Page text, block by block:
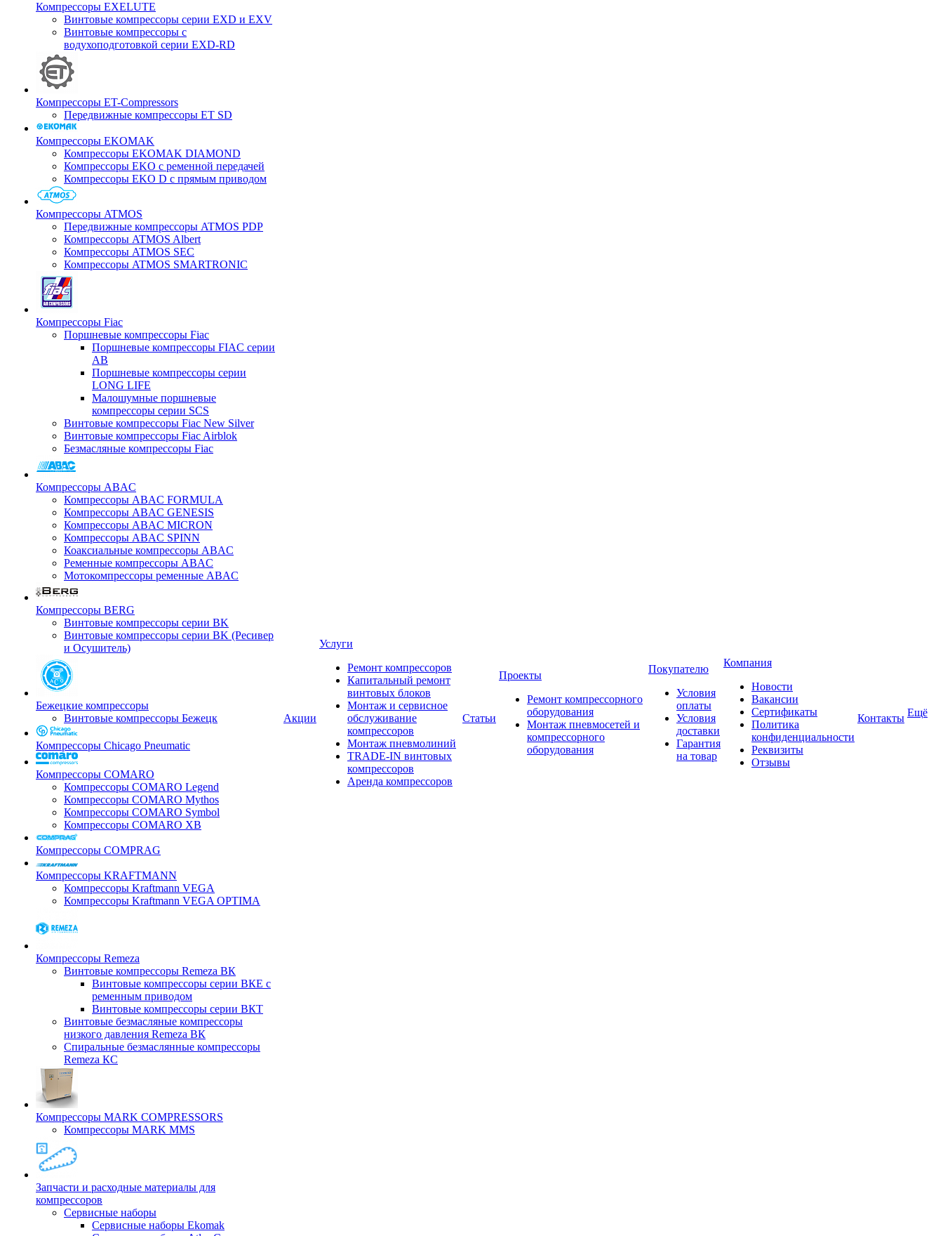
Компрессоры EXELUTE
Винтовые компрессоры серии EXD и EXV
Винтовые компрессоры с
водухоподготовкой серии EXD-RD
Компрессоры ET-Compressors
Передвижные компрессоры ET SD
Компрессоры EKOMAK
Компрессоры EKOMAK DIAMOND
Компрессоры EKO c ременной передачей
Компрессоры EKO D с прямым приводом
Компрессоры ATMOS
Передвижные компрессоры ATMOS PDP
Компрессоры ATMOS Albert
Компрессоры ATMOS SEC
Компрессоры ATMOS SMARTRONIC
Компрессоры Fiac
Поршневые компрессоры Fiac
Поршневые компрессоры FIAC серии
AB
Поршневые компрессоры серии
LONG LIFE
Малошумные поршневые
компрессоры серии SCS
Винтовые компрессоры Fiac New Silver
Винтовые компрессоры Fiac Airblok
Безмасляные компрессоры Fiac
Компрессоры ABAC
Компрессоры ABAC FORMULA
Компрессоры ABAC GENESIS
Компрессоры ABAC MICRON
Компрессоры ABAC SPINN
Коаксиальные компрессоры ABAC
Ременные компрессоры ABAC
Мотокомпрессоры ременные ABAC
Компрессоры BERG
Винтовые компрессоры серии BK
Винтовые компрессоры серии BK (Ресивер
и Осушитель)
Бежецкие компрессоры
Винтовые компрессоры Бежецк
Компрессоры Chicago Pneumatic
Компрессоры COMARO
Компрессоры COMARO Legend
Компрессоры COMARO Mythos
Компрессоры COMARO Symbol
Компрессоры COMARO XB
Компрессоры COMPRAG
Компрессоры KRAFTMANN
Компрессоры Kraftmann VEGA
Компрессоры Kraftmann VEGA OPTIMA
Компрессоры Remeza
Винтовые компрессоры Remeza ВК
Винтовые компрессоры серии ВКЕ с
ременным приводом
Винтовые компрессоры серии ВКТ
Винтовые безмасляные компрессоры
низкого давления Remeza ВК
Спиральные безмаслянные компрессоры
Remeza КС
Компрессоры MARK COMPRESSORS
Компрессоры MARK MMS
Запчасти и расходные материалы для
компрессоров
Cервисные наборы
Сервисные наборы Ekomak
Акции
Услуги
Ремонт компрессоров
Капитальный ремонт
винтовых блоков
Монтаж и сервисное
обслуживание
компрессоров
Монтаж пневмолиний
TRADE-IN винтовых
компрессоров
Аренда компрессоров
Статьи
Проекты
Ремонт компрессорного
оборудования
Монтаж пневмосетей и
компрессорного
оборудования
Покупателю
Условия
оплаты
Условия
доставки
Гарантия
на товар
Компания
Новости
Вакансии
Сертификаты
Политика
конфиденциальности
Реквизиты
Отзывы
Контакты Ещё